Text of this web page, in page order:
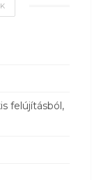
felújításból,